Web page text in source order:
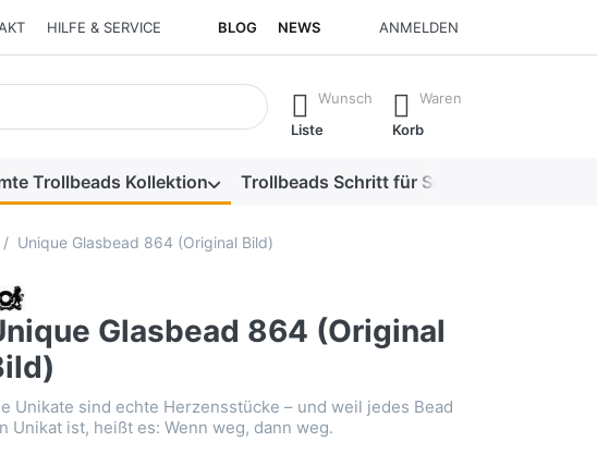
HILFE & SERVICE BLOG NEWS ANMELDEN
automatisch erste Ergebnisse. Drücken Sie die Eingabetaste, um alle
Wunsch
Liste
Waren
Korb
Trollbeads Kollektion Trollbeads Schritt für Schritt
Unique Glasbead 864 (Original Bild)
Glasbead 864 (Original
Unikate sind echte Herzensstücke – und weil jedes Bead
Unikat ist, heißt es: Wenn weg, dann weg.